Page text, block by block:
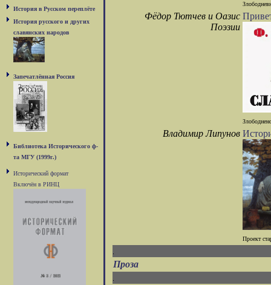
История в Русском переплёте
История русского и других
славянских народов
Запечатлённая Россия
Библиотека Исторического ф-
та МГУ (1999г.)
Исторический формат
Включён в РИНЦ
Фёдор Тютчев и Оазис
Поэзии
Владимир Липунов
Проект
Проза